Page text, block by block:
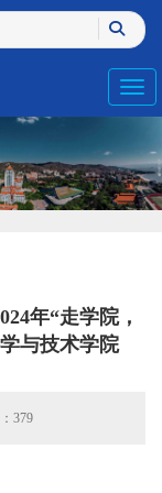
年“走学院，
与技术学院
379